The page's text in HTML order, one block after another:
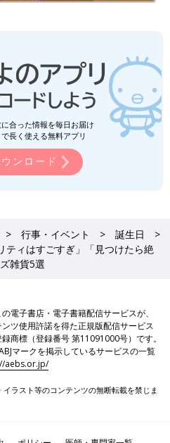
合った情報を毎日お届け
長く使える無料アプリ
ンロード
行事・イベント
誕生日
ティはすごすぎ」「見つけたら絶
雑貨5選
電子書店・電子書籍配信サービスが、
ツ使用許諾を得た正規版配信サービス
商標（登録番号 第11091000号）です。
マークを掲示しているサービスの一覧
aebs.or.jp/
ラスト等のコンテンツの無断転載を禁じま